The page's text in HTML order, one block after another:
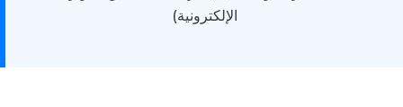
الإلكترونية)